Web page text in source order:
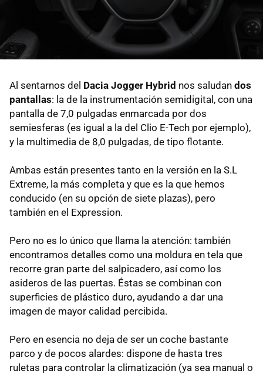
Al sentarnos del Dacia Jogger Hybrid nos saludan dos
pantallas: la de la instrumentación semidigital, con una
pantalla de 7,0 pulgadas enmarcada por dos
semiesferas (es igual a la del Clio E-Tech por ejemplo),
y la multimedia de 8,0 pulgadas, de tipo flotante.
Ambas están presentes tanto en la versión en la S.L
Extreme, la más completa y que es la que hemos
conducido (en su opción de siete plazas), pero
también en el Expression.
Pero no es lo único que llama la atención: también
encontramos detalles como una moldura en tela que
recorre gran parte del salpicadero, así como los
asideros de las puertas. Éstas se combinan con
superficies de plástico duro, ayudando a dar una
imagen de mayor calidad percibida.
Pero en esencia no deja de ser un coche bastante
parco y de pocos alardes: dispone de hasta tres
ruletas para controlar la climatización (ya sea manual o